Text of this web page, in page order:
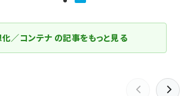
／コンテナ の記事をもっと見る